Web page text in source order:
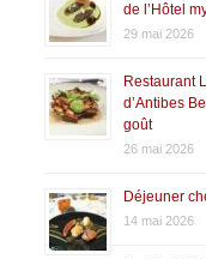
de l’Hôtel
29 mai 2026
Restaurant
d’Antibes
goût
26 mai 2026
Déjeuner
14 mai 2026